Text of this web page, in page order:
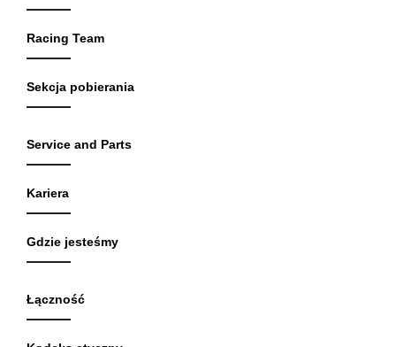
Racing Team
Sekcja pobierania
Service and Parts
Kariera
Gdzie jesteśmy
Łączność